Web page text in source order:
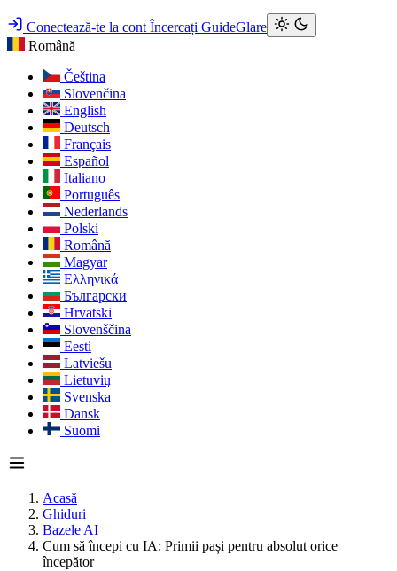
Conectează-te la cont Încercați GuideGlare
Română
Čeština
Slovenčina
English
Deutsch
Français
Español
Italiano
Português
Nederlands
Polski
Română
Magyar
Ελληνικά
Български
Hrvatski
Slovenščina
Eesti
Latviešu
Lietuvių
Svenska
Dansk
Suomi
Acasă
Ghiduri
Bazele AI
Cum să începi cu IA: Primii pași pentru absolut orice
începător